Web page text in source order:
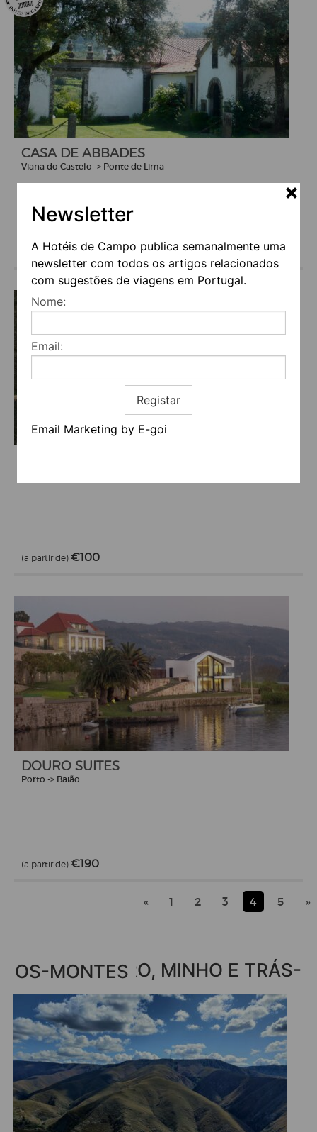
Newsletter
A Hotéis de Campo publica semanalmente uma
newsletter com todos os artigos relacionados
com sugestões de viagens em Portugal.
Nome:
Email:
Registar
Email Marketing by E-goi
CASA DE ABBADES
Viana do Castelo -> Ponte de Lima
(a partir de)€146
(a partir de) €100
DOURO SUITES
Porto -> Baião
(a partir de) €190
« 1 2 3 4 5 »
VIVA DOURO, MINHO E TRÁS-OS-MONTES